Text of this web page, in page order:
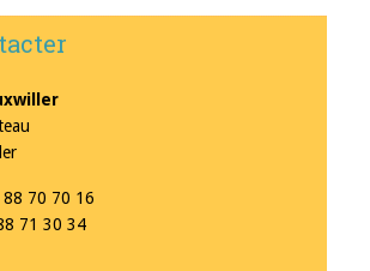
88 70 70 16
71 30 34